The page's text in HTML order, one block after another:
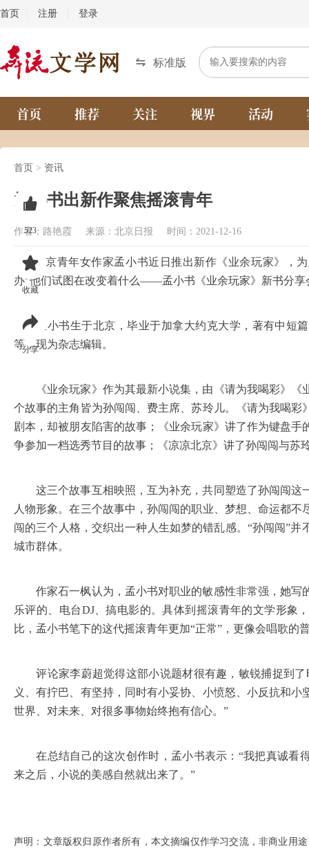
首页 注册 登录
标准版
首页 推荐 关注 视界 活动
523
收藏
分享
首页 > 资讯
孟小书出新作聚焦摇滚青年
作者：路艳霞 来源：北京日报 时间：2021-12-16
北京青年女作家孟小书近日推出新作《业余玩家》，为
办“他们试图在改变着什么——孟小书《业余玩家》新书分享
孟小书生于北京，毕业于加拿大约克大学，著有中短篇
等，现为杂志编辑。
《业余玩家》作为其最新小说集，由《请为我喝彩》《
个故事的主角皆为孙闯闯、费主席、苏玲儿。《请为我喝
剧本，却被朋友陷害的故事；《业余玩家》讲了作为键盘
争参加一档选秀节目的故事；《凉凉北京》讲了孙闯闯与苏
这三个故事互相映照，互为补充，共同塑造了孙闯闯这
人物形象。在三个故事中，孙闯闯的职业、梦想、命运都
闯的三个人格，交织出一种人生如梦的错乱感。“孙闯闯”
城市群体。
作家石一枫认为，孟小书对职业的敏感性非常强，她写
乐评的、电台DJ、搞电影的。具体到摇滚青年的文学形象
比，孟小书笔下的这代摇滚青年更加“正常”，更像会唱歌的
评论家李蔚超觉得这部小说题材很有趣，敏锐捕捉到了
义、有拧巴、有坚持，同时有小妥协、小愤怒、小反抗和
世界、对未来、对很多事物始终抱有信心。”
在总结自己的这次创作时，孟小书表示：“我把真诚看
来之后，小说的美感自然就出来了。”
声明：文章版权归原作者所有，本文摘编仅作学习交流，非商业用